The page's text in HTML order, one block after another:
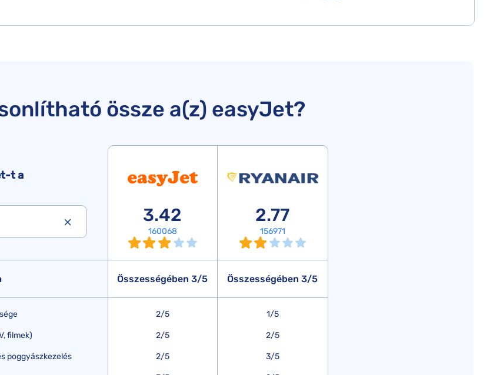
össze a(z) easyJet?
t a
filmek)
poggyászkezelés
3.42
160068
Összességében 3/5
2/5
2/5
2/5
2.77
156971
Összességében 3/5
1/5
2/5
3/5